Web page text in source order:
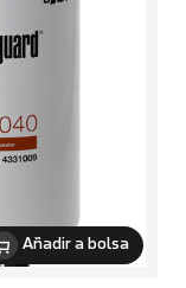
Añadir a bolsa